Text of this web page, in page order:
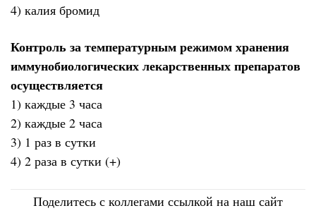
4) калия бромид
Контроль за температурным режимом хранения
иммунобиологических лекарственных препаратов
осуществляется
1) каждые 3 часа
2) каждые 2 часа
3) 1 раз в сутки
4) 2 раза в сутки (+)
Поделитесь с коллегами ссылкой на наш сайт